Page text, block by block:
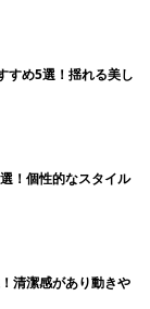
すめ5選！揺れる美し
！個性的なスタイル
清潔感があり動きや